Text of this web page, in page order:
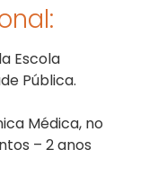
Escola
Pública.
Médica, no
– 2 anos